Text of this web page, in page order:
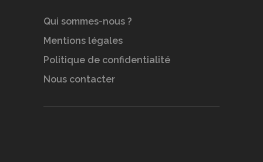
Qui sommes-nous ?
Mentions légales
Politique de confidentialité
Nous contacter